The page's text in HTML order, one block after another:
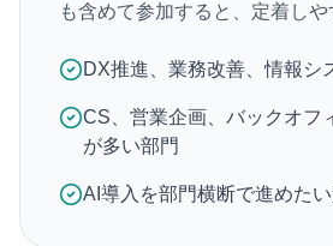
も含めて参加すると、定着しや
DX推進、業務改善、情報シ
CS、営業企画、バックオフ
が多い部門
AI導入を部門横断で進めた